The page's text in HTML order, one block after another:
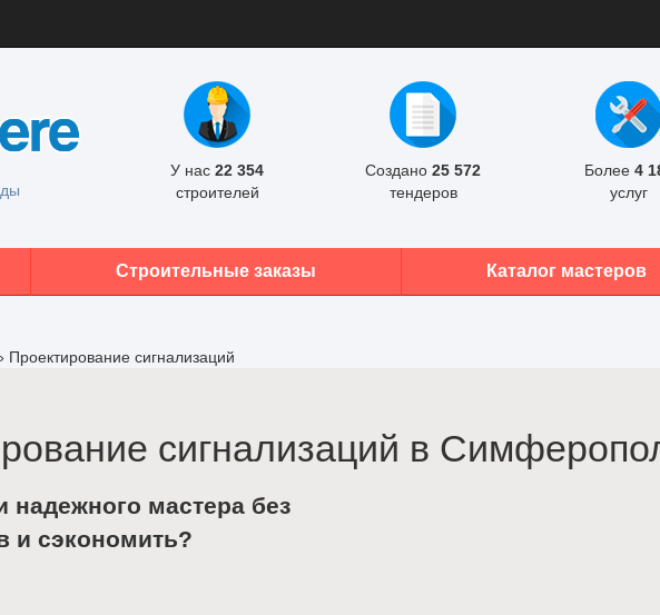
У нас 22 354
строителей
Создано 25 572
тендеров
Более 4
услуг
Строительные заказы Каталог мастеров
Проектирование сигнализаций
сигнализаций в
надежного мастера без
и сэкономить?